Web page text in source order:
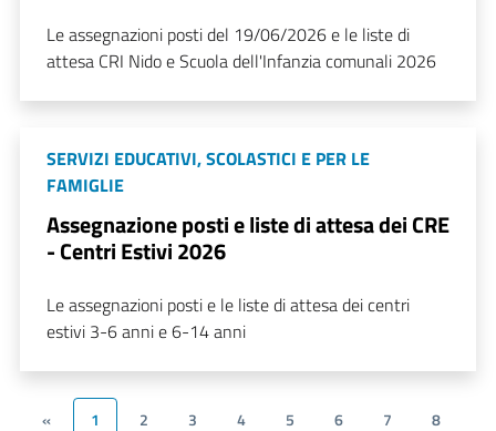
Le assegnazioni posti del 19/06/2026 e le liste di
attesa CRI Nido e Scuola dell'Infanzia comunali 2026
SERVIZI EDUCATIVI, SCOLASTICI E PER LE
FAMIGLIE
Assegnazione posti e liste di attesa dei CRE
- Centri Estivi 2026
Le assegnazioni posti e le liste di attesa dei centri
estivi 3-6 anni e 6-14 anni
« 1 2 3 4 5 6 7
8